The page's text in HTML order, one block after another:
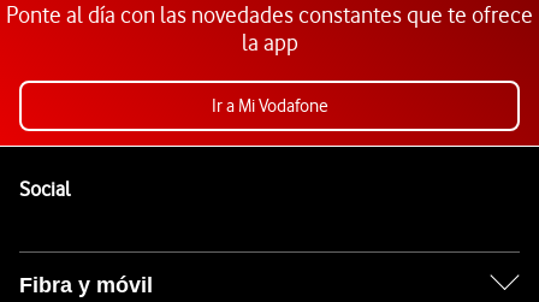
Ponte al día con las novedades constantes que te ofrece
la app
Ir a Mi Vodafone
SocialEnlaces a las redes sociales de Vodafone
Fibra y móvil